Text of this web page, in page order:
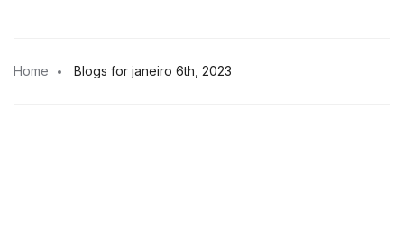
Home Blogs for janeiro 6th, 2023